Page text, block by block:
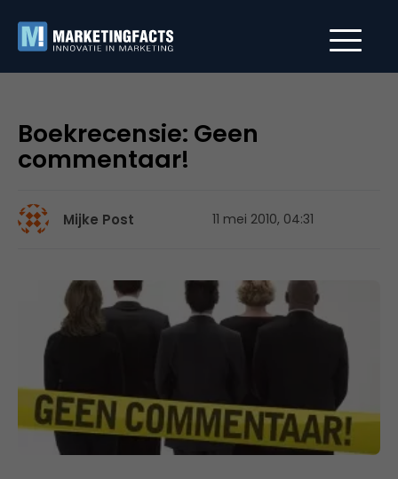
Boekrecensie: Geen
commentaar!
Mijke Post 11 mei 2010, 04:31